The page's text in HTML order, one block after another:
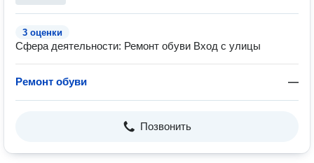
3 оценки
Сфера деятельности: Ремонт обуви Вход с улицы
Ремонт обуви —
Позвонить